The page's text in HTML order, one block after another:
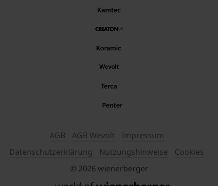
AGB AGB Wevolt
Impressum
Datenschutzerklärung
Nutzungshinweise
Cookies
© 2026 wienerberger